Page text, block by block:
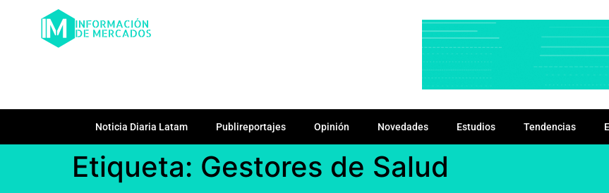
Noticia Diaria Latam Publireportajes Opinión Novedades Estudios Tendencias
Etiqueta: Gestores de Salud